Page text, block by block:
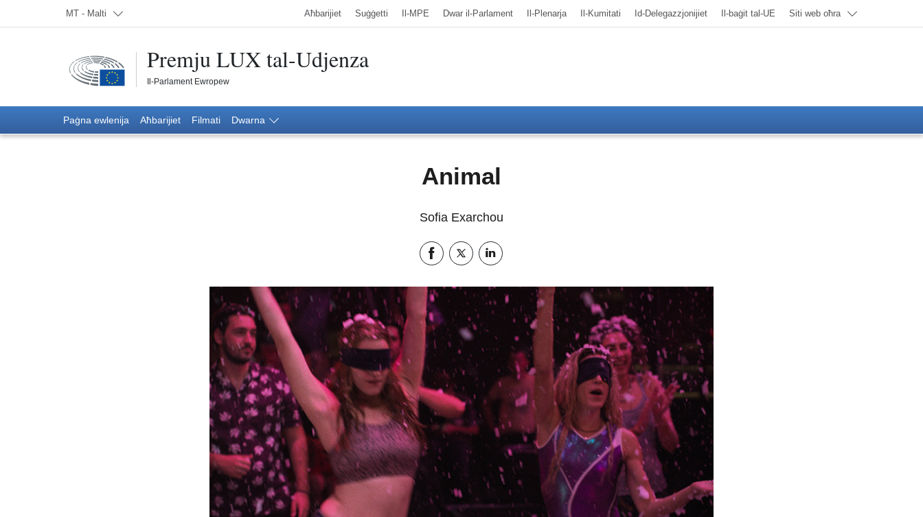
Agħżel lingwa; Bħalissa:
MT - Malti Aħbarijiet Suġġetti Il-MPE Dwar il-Parlament Il-Plenarja Il-Kumitati Id-Delegazzjonijiet Il-baġit tal-UE Siti web oħra
Premju LUX tal-Udjenza
Il-Parlament Ewropew
Paġna ewlenija Paġna ewlenija
AħbarijietNewsFilmatiFilmati
Dwarna
Animal
Sofia Exarchou
Share this page on Facebook
Share this page on Twitter
Share this page on LinkedIn